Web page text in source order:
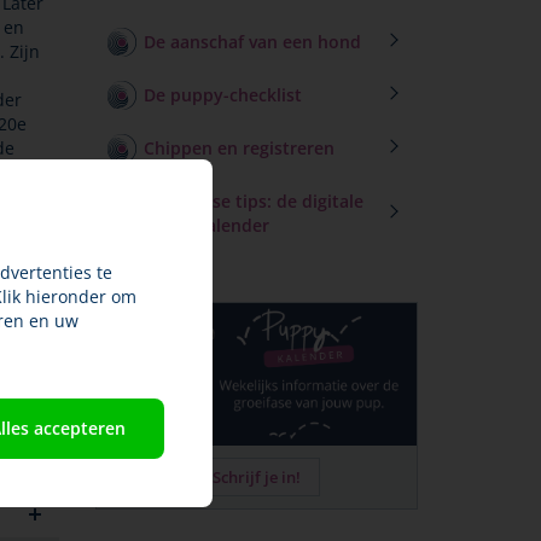
Zijn
De aanschaf van een hond
De puppy-checklist
Chippen en registreren
Wekelijkse tips: de digitale
puppykalender
Schrijf je in!
te
hieronder om
en uw
accepteren